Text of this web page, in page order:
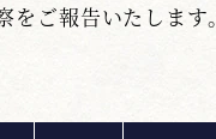
ご報告いたします。